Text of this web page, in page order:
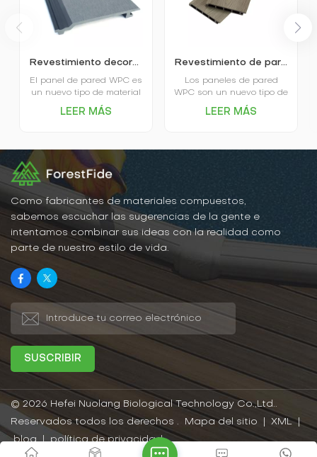
Revestimiento decorativo de pared de WPC para exteriores
El panel de pared WPC es
un nuevo tipo de material
decorativo ecológico, que
está hecho principalmente
material básico, mezclado
con materiales poliméricos
termoplásticos (plásticos)
y coadyuvantes de
procesamiento, etc., y
luego se calienta y
equipo de molde y se
fabrica.
LEER MÁS
Revestimiento de pared decorativo coextruido con paneles huecos para jardín
Los paneles de pared
WPC son un nuevo tipo de
material de construcción
que combina las ventajas
daño a los recursos
forestales.
LEER MÁS
Como fabricantes de materiales compuestos,
sabemos escuchar las sugerencias de la gente e
intentamos combinar sus ideas con la realidad como
parte de nuestro estilo de vida.
© 2026 Hefei Nuolang Biological Technology Co.,Ltd..
Reservados todos los derechos .
Mapa del sitio XML |
blog | política de privacidad